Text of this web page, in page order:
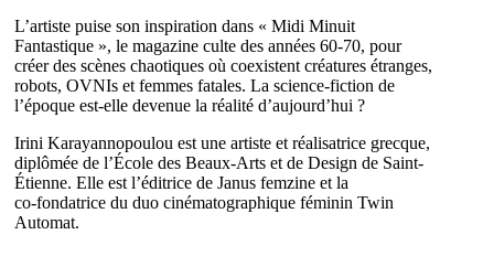
L’artiste puise son inspiration dans « Midi Minuit
Fantastique », le magazine culte des années 60-70, pour
créer des scènes chaotiques où coexistent créatures étranges,
robots, OVNIs et femmes fatales. La science‑fiction de
l’époque est-elle devenue la réalité d’aujourd’hui ?
Irini Karayannopoulou est une artiste et réalisatrice grecque,
diplômée de l’École des Beaux‑Arts et de Design de Saint-
Étienne. Elle est l’éditrice de Janus femzine et la
co‑fondatrice du duo cinématographique féminin Twin
Automat.